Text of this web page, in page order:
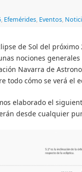
, Efemérides, Eventos,
de Sol del
nociones
Navarra de
todo cómo se verá el
elaborado el
desde cualquier